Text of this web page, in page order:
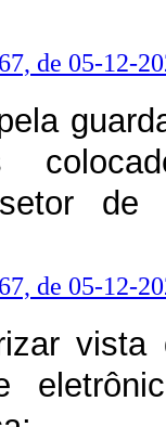
de 05-12-
de
de 05-12-
vista